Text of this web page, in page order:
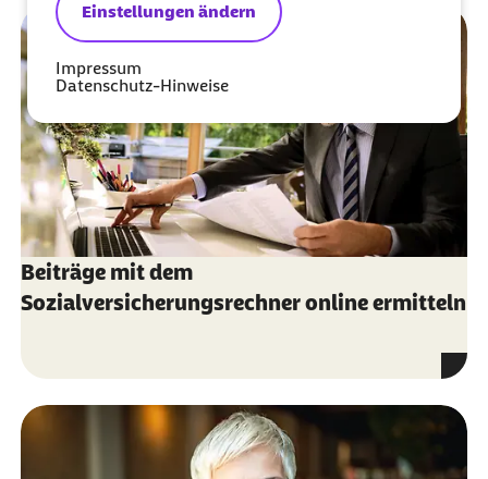
Einstellungen ändern
Impressum
Datenschutz-Hinweise
Beiträge mit dem
Sozialversicherungsrechner online ermitteln